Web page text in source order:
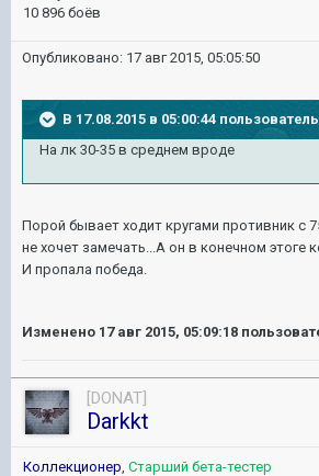
10 896 боёв
Опубликовано: 17 авг 2015, 05:05:50
В 17.08.2015 в 05:00:44
На лк 30-35 в среднем вроде
Порой бывает ходит кругами противник с
не хочет замечать...А он в конечном этоге
И пропала победа.
Изменено 17 авг 2015, 05:09:18
[DONAT]
Darkkt
Коллекционер Старший бета-тестер